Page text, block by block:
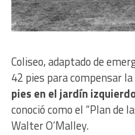
Coliseo, adaptado de
42 pies para compensar la
pies en el jardín
conoció como el “Plan de
Walter O’Malley.